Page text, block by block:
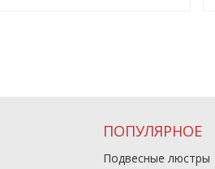
ПОПУЛЯРНОЕ
Подвесные люстры